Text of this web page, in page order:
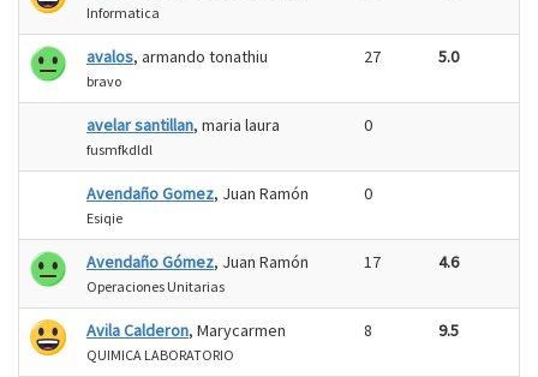
Informatica
avalos, armando tonathiu
bravo
27 5.0
avelar santillan, maria laura
fusmfkdldl
0
Avendaño Gomez, Juan Ramón
Esiqie
0
Avendaño Gómez, Juan Ramón
Operaciones Unitarias
17 4.6
Avila Calderon, Marycarmen
QUIMICA LABORATORIO
8 9.5